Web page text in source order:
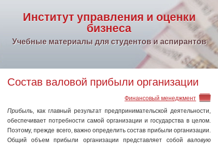
Институт управления и оценки
бизнеса
Учебные материалы для студентов и аспирантов
Состав валовой прибыли организации
Финансовый менеджмент
Прибыль, как главный результат предпринимательской деятельности,
обеспечивает потребности самой организации и государства в целом.
Поэтому, прежде всего, важно определить состав прибыли организации.
Общий объем прибыли организации представляет собой валовую